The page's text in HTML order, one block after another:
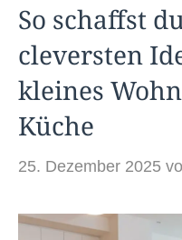
So schaffst
cleversten
kleines
Küche
25. Dezember 2025